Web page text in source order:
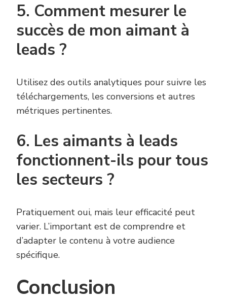
5. Comment mesurer le
succès de mon aimant à
leads ?
Utilisez des outils analytiques pour suivre les
téléchargements, les conversions et autres
métriques pertinentes.
6. Les aimants à leads
fonctionnent-ils pour tous
les secteurs ?
Pratiquement oui, mais leur efficacité peut
varier. L’important est de comprendre et
d’adapter le contenu à votre audience
spécifique.
Conclusion